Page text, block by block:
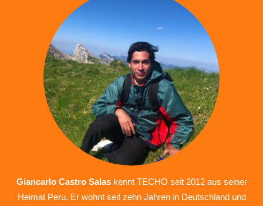
Giancarlo Castro Salas kennt TECHO seit 2012 aus seiner
Heimat Peru. Er wohnt seit zehn Jahren in Deutschland und